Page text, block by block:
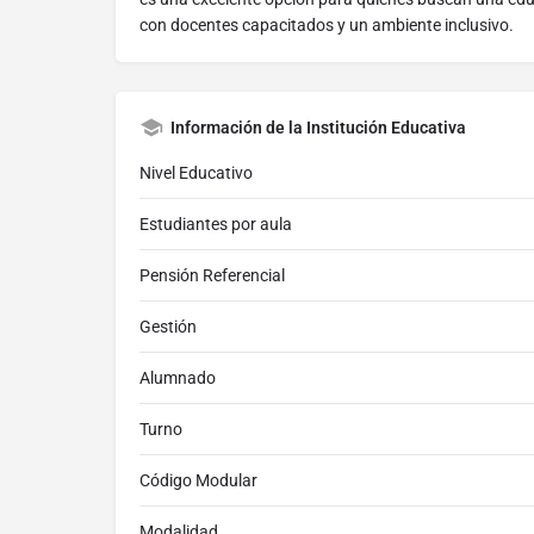
con docentes capacitados y un ambiente inclusivo.
Información de la Institución Educativa
Nivel Educativo
Estudiantes por aula
Pensión Referencial
Gestión
Alumnado
Turno
Código Modular